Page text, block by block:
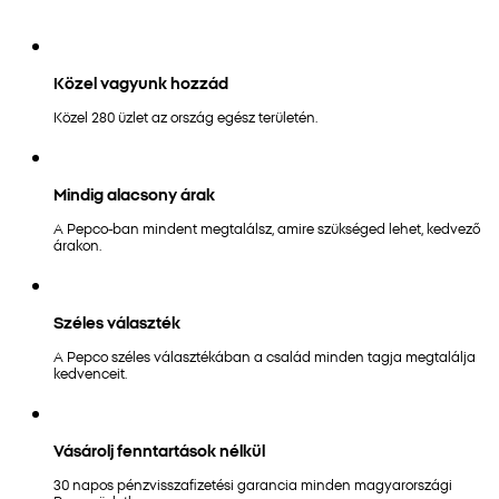
Közel vagyunk hozzád
Közel 280 üzlet az ország egész területén.
Mindig alacsony árak
A Pepco-ban mindent megtalálsz, amire szükséged lehet, kedvező
árakon.
Széles választék
A Pepco széles választékában a család minden tagja megtalálja
kedvenceit.
Vásárolj fenntartások nélkül
30 napos pénzvisszafizetési garancia minden magyarországi